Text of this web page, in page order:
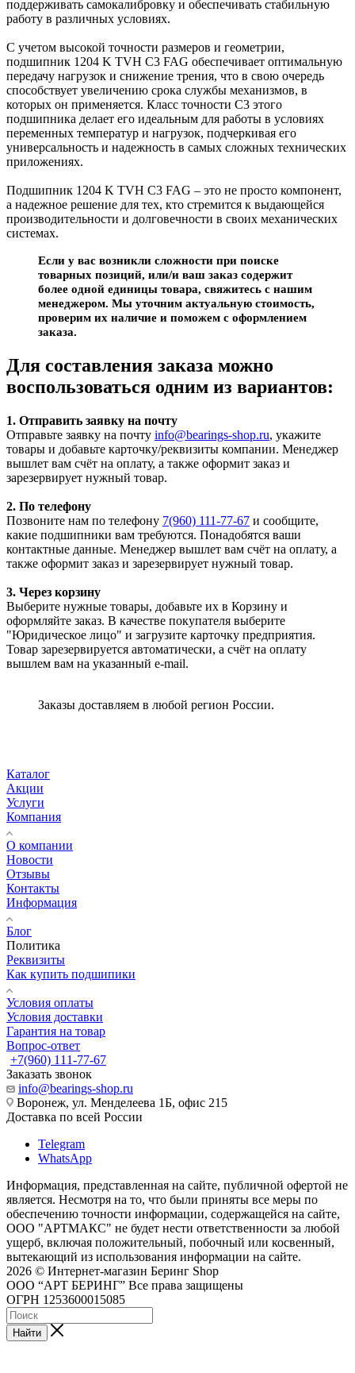
поддерживать самокалибровку и обеспечивать стабильную
работу в различных условиях.
С учетом высокой точности размеров и геометрии,
подшипник 1204 K TVH C3 FAG обеспечивает оптимальную
передачу нагрузок и снижение трения, что в свою очередь
способствует увеличению срока службы механизмов, в
которых он применяется. Класс точности C3 этого
подшипника делает его идеальным для работы в условиях
переменных температур и нагрузок, подчеркивая его
универсальность и надежность в самых сложных технических
приложениях.
Подшипник 1204 K TVH C3 FAG – это не просто компонент,
а надежное решение для тех, кто стремится к выдающейся
производительности и долговечности в своих механических
системах.
Если у вас возникли сложности при поиске
товарных позиций, или/и ваш заказ содержит
более одной единицы товара, свяжитесь с нашим
менеджером. Мы уточним актуальную стоимость,
проверим их наличие и поможем с оформлением
заказа.
Для составления заказа можно
воспользоваться одним из вариантов:
1. Отправить заявку на почту
Отправьте заявку на почту info@bearings-shop.ru, укажите
товары и добавьте карточку/реквизиты компании. Менеджер
вышлет вам счёт на оплату, а также оформит заказ и
зарезервирует нужный товар.
2. По телефону
Позвоните нам по телефону 7(960) 111-77-67 и сообщите,
какие подшипники вам требуются. Понадобятся ваши
контактные данные. Менеджер вышлет вам счёт на оплату, а
также оформит заказ и зарезервирует нужный товар.
3. Через корзину
Выберите нужные товары, добавьте их в Корзину и
оформляйте заказ. В качестве покупателя выберите
"Юридическое лицо" и загрузите карточку предприятия.
Товар зарезервируется автоматически, а счёт на оплату
вышлем вам на указанный e-mail.
Заказы доставляем в любой регион России.
Каталог
Акции
Услуги
Компания
О компании
Новости
Отзывы
Контакты
Информация
Блог
Политика
Реквизиты
Как купить подшипики
Условия оплаты
Условия доставки
Гарантия на товар
Вопрос-ответ
+7(960) 111-77-67
Заказать звонок
info@bearings-shop.ru
Воронеж, ул. Менделеева 1Б, офис 215
Доставка по всей России
Telegram
WhatsApp
Информация, представленная на сайте, публичной офертой не
является. Несмотря на то, что были приняты все меры по
обеспечению точности информации, содержащейся на сайте,
ООО "АРТМАКС" не будет нести ответственности за любой
ущерб, включая положительный, побочный или косвенный,
вытекающий из использования информации на сайте.
2026 © Интернет-магазин Беринг Shop
ООО “АРТ БЕРИНГ” Все права защищены
ОГРН 1253600015085
Найти